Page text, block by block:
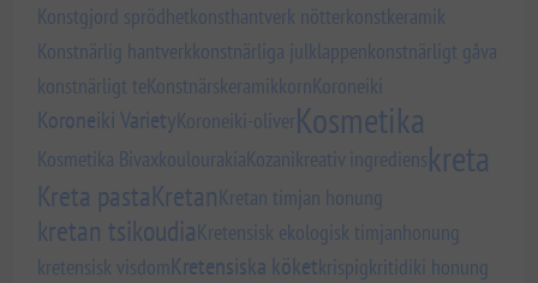
Konstgjord sprödhetkonsthantverk nötterkonstkeramik
Konstnärlig hantverkkonstnärliga julklappenkonstnärligt gåva
konstnärligt teKonstnärskeramikkornKoroneiki
Koroneiki VarietyKoroneiki-oliverKosmetika
Kosmetika BivaxkoulourakiaKozani kreativ ingredienskreta
Kreta pastaKretanKretan timjan honung
kretan tsikoudiaKretensisk ekologisk timjanhonung
kretensisk visdom Kretensiska köketkrispigkritidiki honung